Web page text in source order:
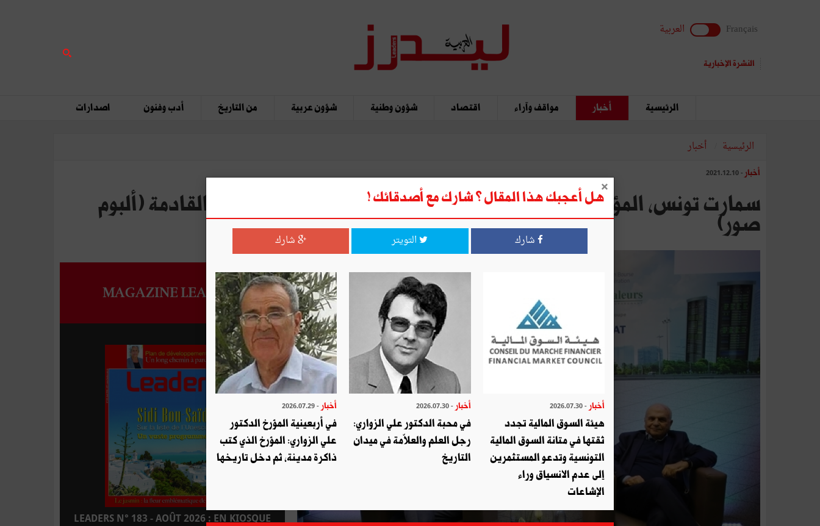
Français العربية
النشرة الإخبارية
الرئيسية أخبار مواقف وآراء اقتصاد شؤون وطنية شؤون عربية من التاريخ أدب وفنون اصدارات
الرئيسية أخبار
أخبار - 2021.12.10
سمارت تونس، المؤسسة رقم 80 في البورصة وتحديات كبرى للخماسية القادمة (ألبوم
صور)
MAGAZINE LEADERS
LEADERS N° 183 - AOÛT 2026 : EN KIOSQUE
هل أعجبك هذا المقال ؟ شارك مع أصدقائك !
شارك التويتر شارك
أخبار - 2026.07.30
هيئة السوق المالية تجدد
ثقتها في متانة السوق المالية
التونسية وتدعو المستثمرين
إلى عدم الانسياق وراء
الإشاعات
أخبار - 2026.07.30
في محبة الدكتور علي الزواري:
رجل العلم والعلاّمة في ميدان
التاريخ
أخبار - 2026.07.29
في أربعينية المؤرخ الدكتور
علي الزواري: المؤرخ الذي كتب
ذاكرة مدينة، ثم دخل تاريخها